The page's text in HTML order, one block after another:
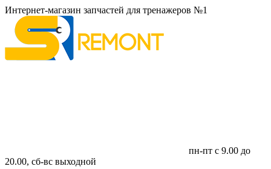
Интернет-магазин запчастей для тренажеров №1
пн-пт с 9.00 до
20.00, сб-вс выходной